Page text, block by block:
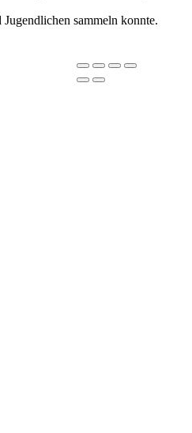
sammeln konnte.